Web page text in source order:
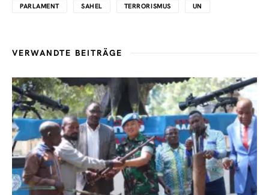
PARLAMENT SAHEL TERRORISMUS UN
VERWANDTE BEITRÄGE